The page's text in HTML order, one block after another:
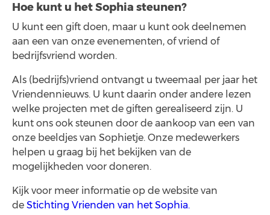
Hoe kunt u het Sophia steunen?
U kunt een gift doen, maar u kunt ook deelnemen
aan een van onze evenementen, of vriend of
bedrijfsvriend worden.
Als (bedrijfs)vriend ontvangt u tweemaal per jaar het
Vriendennieuws. U kunt daarin onder andere lezen
welke projecten met de giften gerealiseerd zijn. U
kunt ons ook steunen door de aankoop van een van
onze beeldjes van Sophietje. Onze medewerkers
helpen u graag bij het bekijken van de
mogelijkheden voor doneren.
Kijk voor meer informatie op de website van
de Stichting Vrienden van het Sophia.